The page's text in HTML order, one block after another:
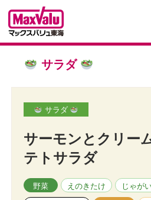
サラダ
サラダ
サーモンとクリー
テトサラダ
野菜 えのきたけ じゃが